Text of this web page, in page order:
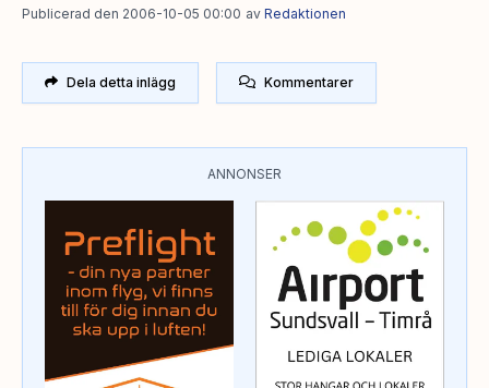
Publicerad den 2006-10-05 00:00 av Redaktionen
Dela detta inlägg Kommentarer
ANNONSER